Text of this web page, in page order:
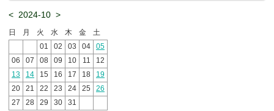
< 2024-10 >
日 月 火 水 木 金
土
01
02 03 04
05
06
07 08 09 10 11
12
13
14 15 16 17 18
19
20
21 22 23 24 25
26
27
28 29 30 31